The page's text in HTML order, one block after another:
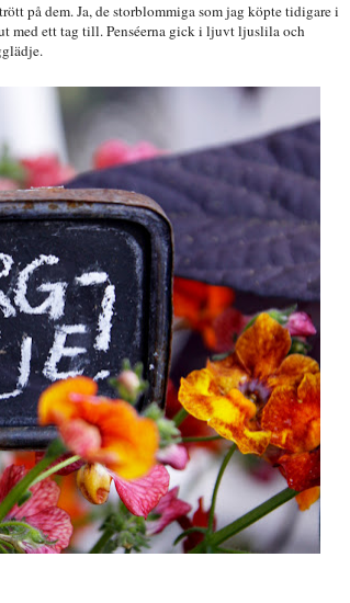
på dem. Ja, de storblommiga som jag köpte tidigare i
med ett tag till. Penséerna gick i ljuvt ljuslila och